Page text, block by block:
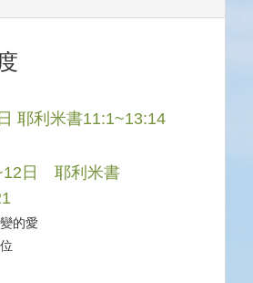
耶利米書11:1~13:14
日 耶利米書
的愛